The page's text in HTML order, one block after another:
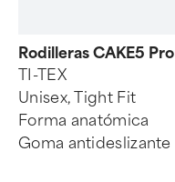
Rodilleras CAKE5 Pro
TI-TEX
Unisex, Tight Fit
Forma anatómica
Goma antideslizante